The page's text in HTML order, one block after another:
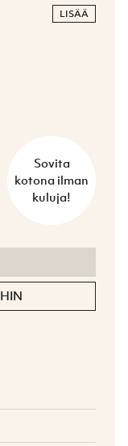
LISÄÄ
Sovita
kotona ilman
kuluja!